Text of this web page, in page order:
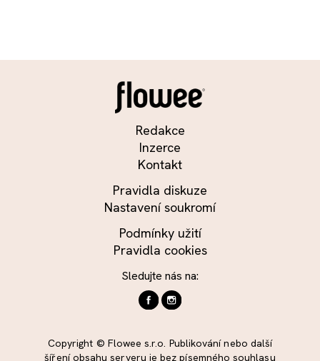
Redakce
Inzerce
Kontakt
Pravidla diskuze
Nastavení soukromí
Podmínky užití
Pravidla cookies
Sledujte nás na:
Copyright © Flowee s.r.o. Publikování nebo další
šíření obsahu serveru je bez písemného souhlasu